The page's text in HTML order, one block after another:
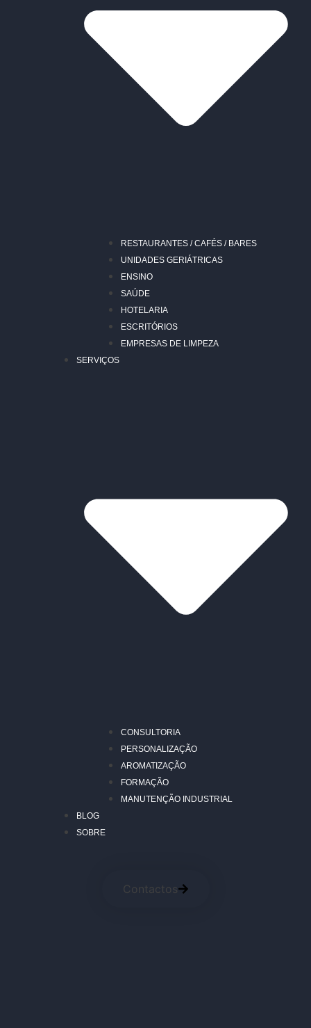
RESTAURANTES / CAFÉS / BARES
UNIDADES GERIÁTRICAS
ENSINO
SAÚDE
HOTELARIA
ESCRITÓRIOS
EMPRESAS DE LIMPEZA
SERVIÇOS
CONSULTORIA
PERSONALIZAÇÃO
AROMATIZAÇÃO
FORMAÇÃO
MANUTENÇÃO INDUSTRIAL
BLOG
SOBRE
Contactos